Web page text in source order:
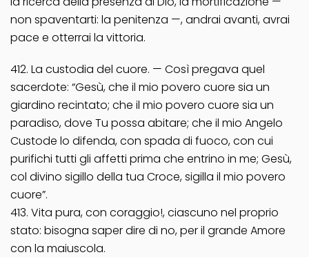
non spaventarti: la penitenza —, andrai avanti, avrai
pace e otterrai la vittoria.
412. La custodia del cuore. — Così pregava quel
sacerdote: “Gesù, che il mio povero cuore sia un
giardino recintato; che il mio povero cuore sia un
paradiso, dove Tu possa abitare; che il mio Angelo
Custode lo difenda, con spada di fuoco, con cui
purifichi tutti gli affetti prima che entrino in me; Gesù,
col divino sigillo della tua Croce, sigilla il mio povero
cuore”.
413. Vita pura, con coraggio!, ciascuno nel proprio
stato: bisogna saper dire di no, per il grande Amore
con la maiuscola.